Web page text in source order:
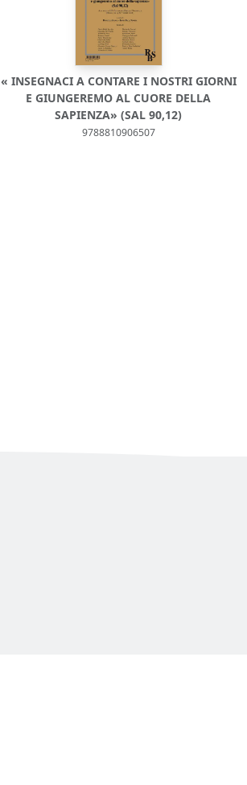
« INSEGNACI A CONTARE I NOSTRI GIORNI
E GIUNGEREMO AL CUORE DELLA
SAPIENZA» (SAL 90,12)
9788810906507